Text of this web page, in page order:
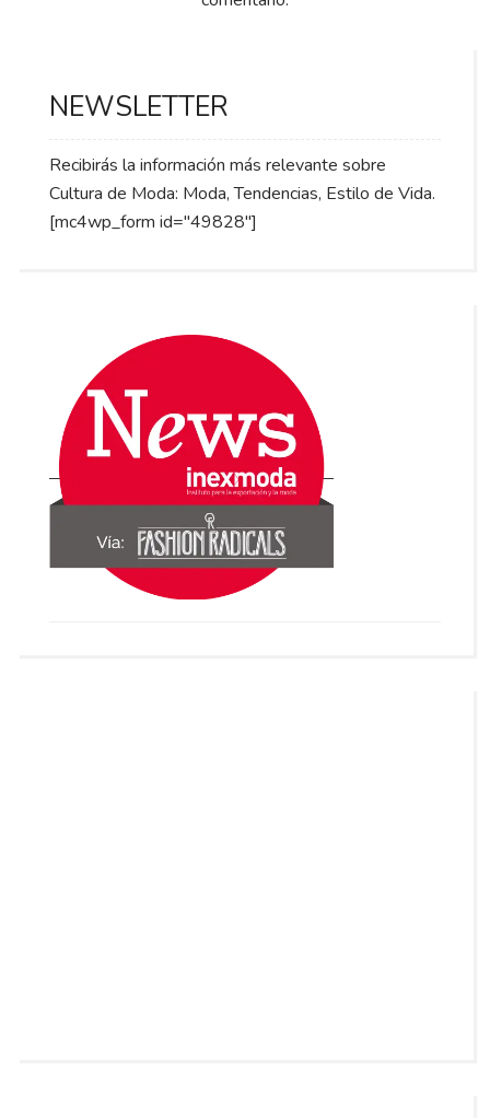
NEWSLETTER
Recibirás la información más relevante sobre
Cultura de Moda: Moda, Tendencias, Estilo de Vida.
[mc4wp_form id="49828"]